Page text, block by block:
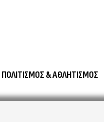
ΠΟΛΙΤΙΣΜΟΣ & ΑΘΛΗΤΙΣΜΟΣ